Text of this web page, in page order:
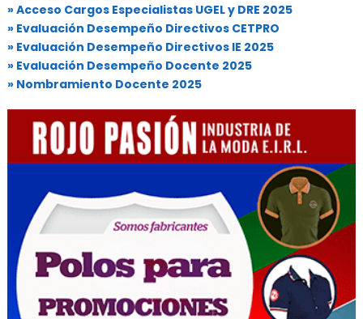
» Acceso Cargos Especialistas UGEL y DRE 2025
» Evaluación Desempeño Directivos CETPRO
» Evaluación Desempeño Directivos IE 2025
» Evaluación Desempeño Docente 2025
» Nombramiento Docente 2025